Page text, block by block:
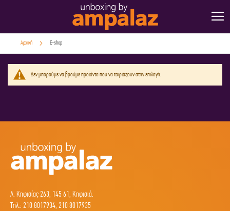
Μετάβαση
στο
περιεχόμενο
Αρχική E-shop
Δεν μπορούμε να βρούμε προϊόντα που να ταιριάζουν στην επιλογή.
Λ. Κηφισίας 263, 145 61, Κηφισιά.
Τηλ.: 210 8017934, 210 8017935